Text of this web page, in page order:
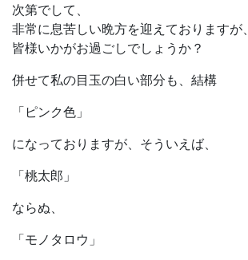
次第でして、
非常に息苦しい晩方を迎えておりますが、
皆様いかがお過ごしでしょうか？
併せて私の目玉の白い部分も、結構
「ピンク色」
になっておりますが、そういえば、
「桃太郎」
ならぬ、
「モノタロウ」